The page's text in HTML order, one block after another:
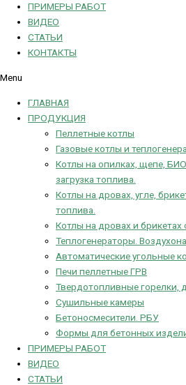
ПРИМЕРЫ РАБОТ
ВИДЕО
СТАТЬИ
КОНТАКТЫ
Menu
ГЛАВНАЯ
ПРОДУКЦИЯ
Пеллетные котлы
Газовые котлы и
Котлы на опилках, щепе,
загрузка топлива.
Котлы на дровах, угле,
топлива.
Котлы на дровах и брикетах
Теплогенераторы.
Автоматические угольные
Печи пеллетные ГРВ
Твердотопливные
Сушильные камеры
Бетоносмесители. РБУ
Формы для бетонных
ПРИМЕРЫ РАБОТ
ВИДЕО
СТАТЬИ